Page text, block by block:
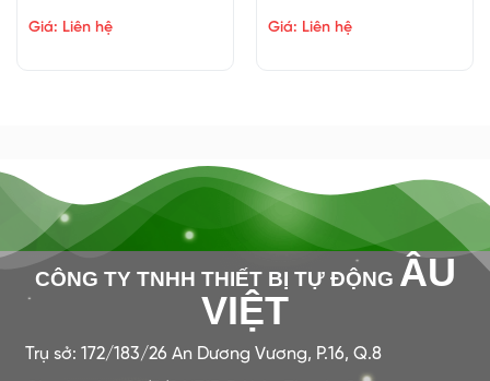
Giá: Liên hệ Giá: Liên hệ
CÔNG TY TNHH THIẾT BỊ TỰ ĐỘNG ÂU
VIỆT
Trụ sở: 172/183/26 An Dương Vương, P.16, Q.8